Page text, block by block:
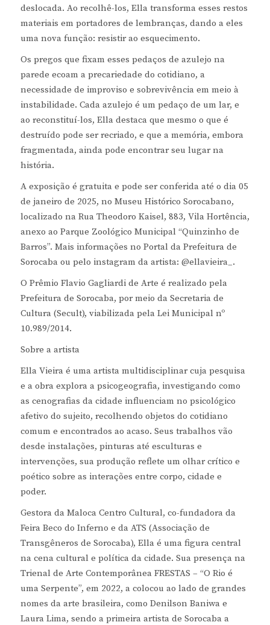
deslocada. Ao recolhê-los, Ella transforma esses restos
materiais em portadores de lembranças, dando a eles
uma nova função: resistir ao esquecimento.
Os pregos que fixam esses pedaços de azulejo na
parede ecoam a precariedade do cotidiano, a
necessidade de improviso e sobrevivência em meio à
instabilidade. Cada azulejo é um pedaço de um lar, e
ao reconstituí-los, Ella destaca que mesmo o que é
destruído pode ser recriado, e que a memória, embora
fragmentada, ainda pode encontrar seu lugar na
história.
A exposição é gratuita e pode ser conferida até o dia 05
de janeiro de 2025, no Museu Histórico Sorocabano,
localizado na Rua Theodoro Kaisel, 883, Vila Hortência,
anexo ao Parque Zoológico Municipal “Quinzinho de
Barros”. Mais informações no Portal da Prefeitura de
Sorocaba ou pelo instagram da artista: @ellavieira_.
O Prêmio Flavio Gagliardi de Arte é realizado pela
Prefeitura de Sorocaba, por meio da Secretaria de
Cultura (Secult), viabilizada pela Lei Municipal nº
10.989/2014.
Sobre a artista
Ella Vieira é uma artista multidisciplinar cuja pesquisa
e a obra explora a psicogeografia, investigando como
as cenografias da cidade influenciam no psicológico
afetivo do sujeito, recolhendo objetos do cotidiano
comum e encontrados ao acaso. Seus trabalhos vão
desde instalações, pinturas até esculturas e
intervenções, sua produção reflete um olhar crítico e
poético sobre as interações entre corpo, cidade e
poder.
Gestora da Maloca Centro Cultural, co-fundadora da
Feira Beco do Inferno e da ATS (Associação de
Transgêneros de Sorocaba), Ella é uma figura central
na cena cultural e política da cidade. Sua presença na
Trienal de Arte Contemporânea FRESTAS – “O Rio é
uma Serpente”, em 2022, a colocou ao lado de grandes
nomes da arte brasileira, como Denilson Baniwa e
Laura Lima, sendo a primeira artista de Sorocaba a